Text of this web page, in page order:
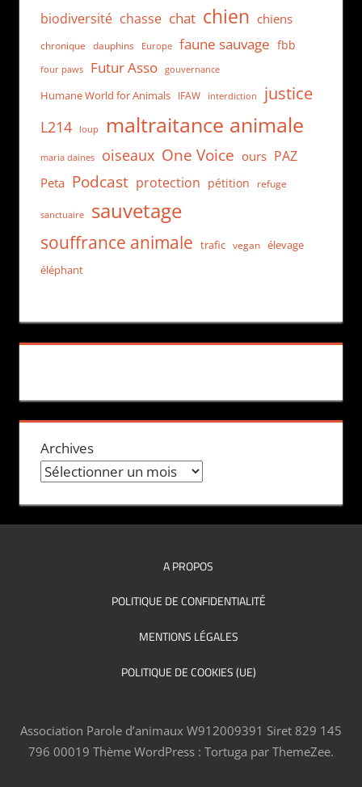
biodiversité chasse chat chien chiens
chronique dauphins Europe faune sauvage fbb
four paws Futur Asso gouvernance
Humane World for Animals IFAW interdiction justice
L214 loup maltraitance animale
maria daines oiseaux One Voice ours PAZ
Peta Podcast protection pétition refuge
sanctuaire sauvetage
souffrance animale trafic vegan
élevage
éléphant
Archives
A PROPOS
POLITIQUE DE CONFIDENTIALITÉ
MENTIONS LÉGALES
POLITIQUE DE COOKIES (UE)
Association Parole d’animaux W912009391 Siret 829 145
796 00019 Thème WordPress : Tortuga par ThemeZee.